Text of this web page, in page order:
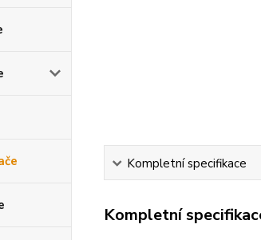
Kompletní specifikace
Kompletní